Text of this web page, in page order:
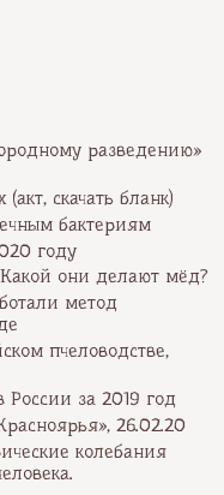
разведению»
скачать бланк)
бактериям
году
они делают мёд?
метод
пчеловодстве,
за 2019 год
26.02.20
колебания